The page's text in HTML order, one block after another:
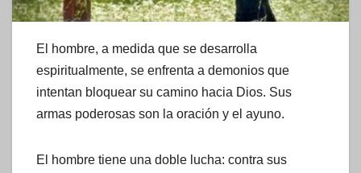
El hombre, a medida que se desarrolla
espiritualmente, se enfrenta a demonios que
intentan bloquear su camino hacia Dios. Sus
armas poderosas son la oración y el ayuno.
El hombre tiene una doble lucha: contra sus